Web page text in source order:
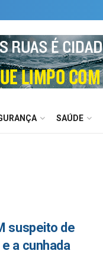
SAÚDE
suspeito de
a cunhada